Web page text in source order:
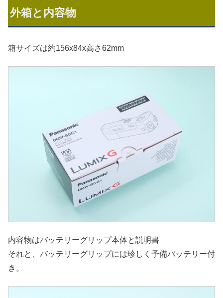
外箱と内容物
箱サイズは約156x84x高さ62mm
内容物はバッテリーグリップ本体と説明書
それと、バッテリーグリップには珍しく予備バッテリー付
き。